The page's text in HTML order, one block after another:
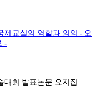
제교실의 역할과 의의 - 오
-
대회 발표논문 요지집